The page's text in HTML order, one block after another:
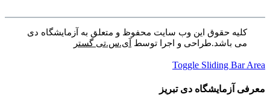
کلیه حقوق این وب سایت محفوظ و متعلق به آزمایشگاه دی
می باشد.طراحی و اجرا توسط
آی.س.تی گستر
Toggle Sliding Bar Area
معرفی آزمایشگاه دی تبریز